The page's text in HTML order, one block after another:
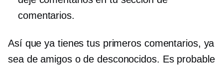
comentarios.
Así que ya tienes tus primeros comentarios, ya
sea de amigos o de desconocidos. Es probable